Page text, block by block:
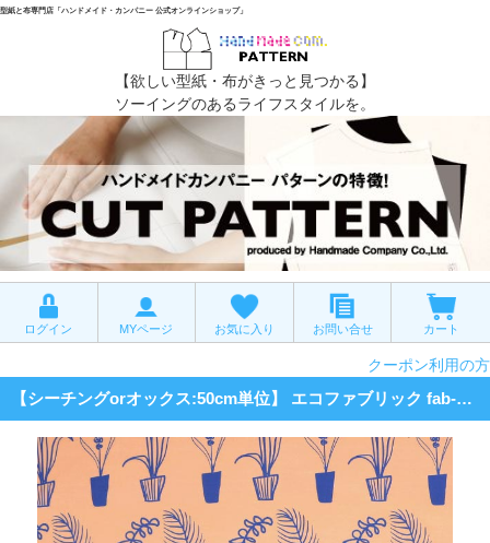
型紙と布専門店「ハンドメイド・カンパニー 公式オンラインショップ」
【欲しい型紙・布がきっと見つかる】
ソーイングのあるライフスタイルを。
ログイン MYページ お気に入り お問い合せ カート
クーポン利用の方
【シーチングorオックス:50cm単位】 エコファブリック fab-cm00636